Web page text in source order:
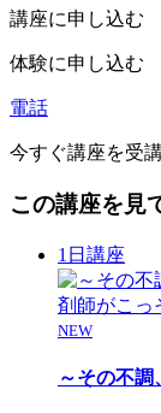
講座に申し込む
体験に申し込む
電話
今すぐ講座を受
この講座を見
1日講座
NEW
～その不